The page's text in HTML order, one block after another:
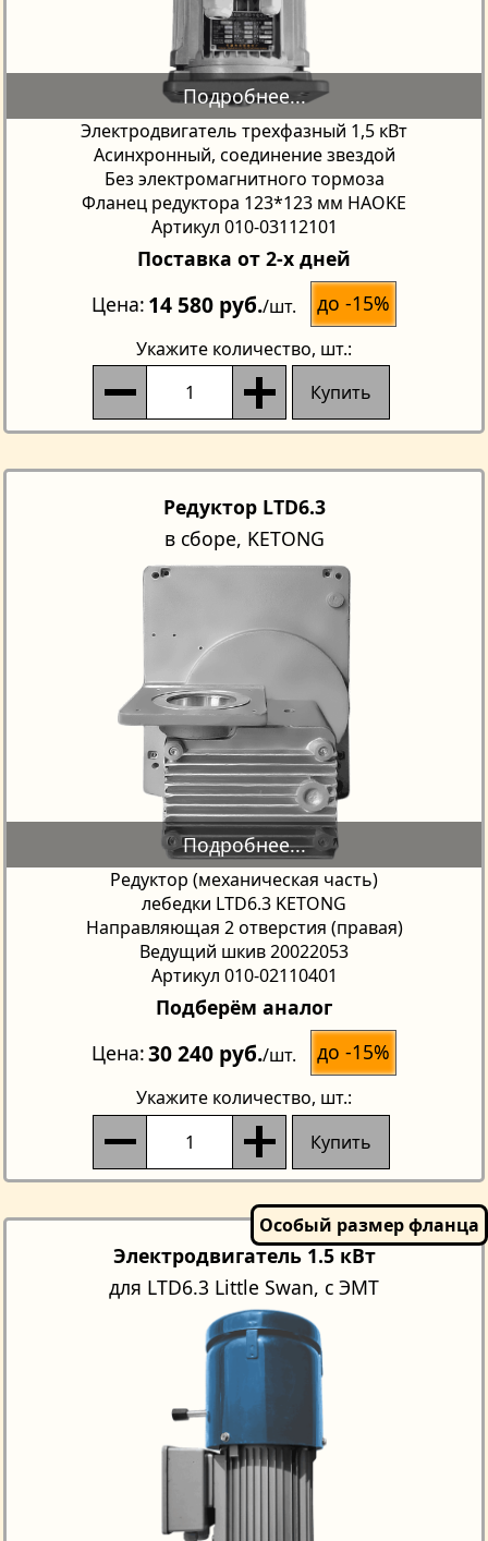
Электродвигатель трехфазный 1,5 кВт
Асинхронный, соединение звездой
Без электромагнитного тормоза
Фланец редуктора 123*123 мм HAOKE
Артикул 010-03112101
Поставка от 2-х дней
Цена 14 580 руб./шт. до -15%
Укажите количество, шт.:
Купить
Редуктор LTD6.3
в сборе, KETONG
Редуктор (механическая часть)
лебедки LTD6.3 KETONG
Направляющая 2 отверстия (правая)
Ведущий шкив 20022053
Артикул 010-02110401
Подберём аналог
Цена 30 240 руб./шт. до -15%
Укажите количество, шт.:
Купить
Электродвигатель 1.5 кВт
для LTD6.3 Little Swan, с ЭМТ